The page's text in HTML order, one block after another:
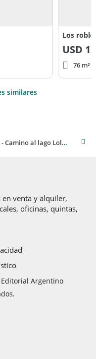
Los
USD
76 m²
similares
Casa en venta San Martín de los Andes - Camino al lago Lolog Barrio Los Ñires Ruta 62
venta y alquiler,
oficinas, quintas,
Argentino